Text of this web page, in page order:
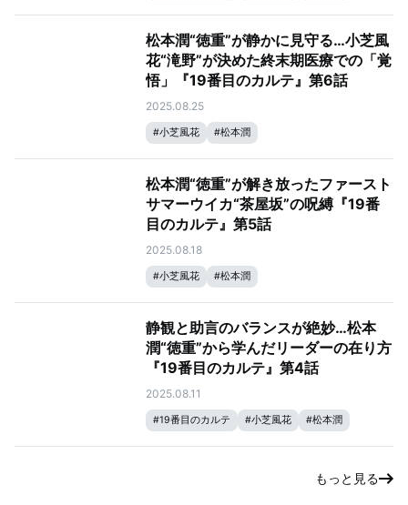
松本潤“徳重”が静かに見守る…小芝風
花“滝野”が決めた終末期医療での「覚
悟」『19番目のカルテ』第6話
2025.08.25
#小芝風花 #松本潤
松本潤“徳重”が解き放ったファースト
サマーウイカ“茶屋坂”の呪縛『19番
目のカルテ』第5話
2025.08.18
#小芝風花 #松本潤
静観と助言のバランスが絶妙…松本
潤“徳重”から学んだリーダーの在り方
『19番目のカルテ』第4話
2025.08.11
#19番目のカルテ #小芝風花 #松本潤
もっと見る